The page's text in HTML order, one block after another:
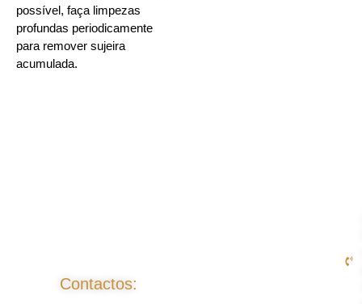
possível, faça limpezas
profundas periodicamente
para remover sujeira
acumulada.
Contactos: